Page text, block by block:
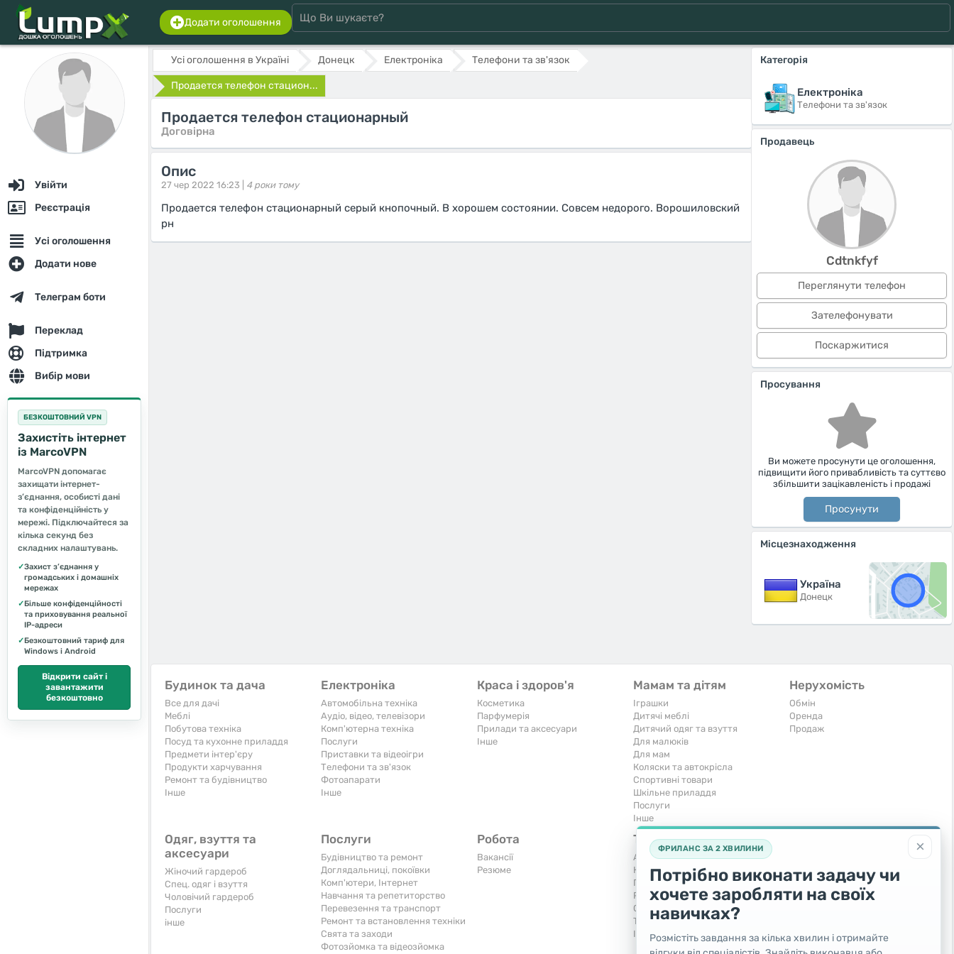
Додати оголошення
Увійти
Реєстрація
Усі оголошення
Додати нове
Телеграм боти
Переклад
Підтримка
Вибір мови
БЕЗКОШТОВНИЙ VPN
Захистіть інтернет
із MarcoVPN
MarcoVPN допомагає
захищати інтернет-
з’єднання, особисті дані
та конфіденційність у
мережі. Підключайтеся за
кілька секунд без
складних налаштувань.
✓Захист з’єднання у
громадських і домашніх
мережах
✓Більше конфіденційності
та приховування реальної
IP-адреси
✓Безкоштовний тариф для
Windows і Android
Відкрити сайт і
завантажити
безкоштовно
Усі оголошення в Україні Донецк Електроніка Телефони та зв'язок
Продается телефон стацион...
Продается телефон стационарный
Договірна
Опис
27 чер 2022 16:23 | 4 роки тому
Продается телефон стационарный серый кнопочный. В хорошем состоянии. Совсем недорого. Ворошиловский
рн
Категорія
Електроніка
Телефони та зв'язок
Продавець
Cdtnkfyf
Переглянути телефон
Зателефонувати
Поскаржитися
Просування
Ви можете просунути це оголошення,
підвищити його привабливість та суттєво
збільшити зацікавленість і продажі
Просунути
Місцезнаходження
Україна
Донецк
Будинок та дача
Все для дачі
Меблі
Побутова техніка
Посуд та кухонне приладдя
Предмети інтер'єру
Продукти харчування
Ремонт та будівництво
Iнше
Електроніка
Автомобільна техніка
Аудіо, відео, телевізори
Комп'ютерна техніка
Послуги
Приставки та відеоігри
Телефони та зв'язок
Фотоапарати
Iнше
Краса і здоров'я
Косметика
Парфумерія
Прилади та аксесуари
Iнше
Мамам та дітям
Іграшки
Дитячі меблі
Дитячий одяг та взуття
Для малюків
Для мам
Коляски та автокрісла
Спортивні товари
Шкільне приладдя
Послуги
Iнше
Нерухомість
Обмін
Оренда
Продаж
Одяг, взуття та
аксесуари
Жіночий гардероб
Спец. одяг і взуття
Чоловічий гардероб
Послуги
інше
Послуги
Будівництво та ремонт
Доглядальниці, покоївки
Комп'ютери, Інтернет
Навчання та репетиторство
Перевезення та транспорт
Ремонт та встановлення техніки
Свята та заходи
Фотозйомка та відеозйомка
Робота
Вакансії
Резюме
Тварини та рослини
Акваріумістика
Кішки
Послуги
Рослини та дерева
Собаки
Товари для тварин
Інші тварини
Запчастини та аксесуари
Комерційний транспорт
Легкові автомобілі
Послуги
Яхти, човни, байдарки
×
ФРИЛАНС ЗА 2 ХВИЛИНИ
Потрібно виконати задачу чи
хочете заробляти на своїх
навичках?
Розмістіть завдання за кілька хвилин і отримайте